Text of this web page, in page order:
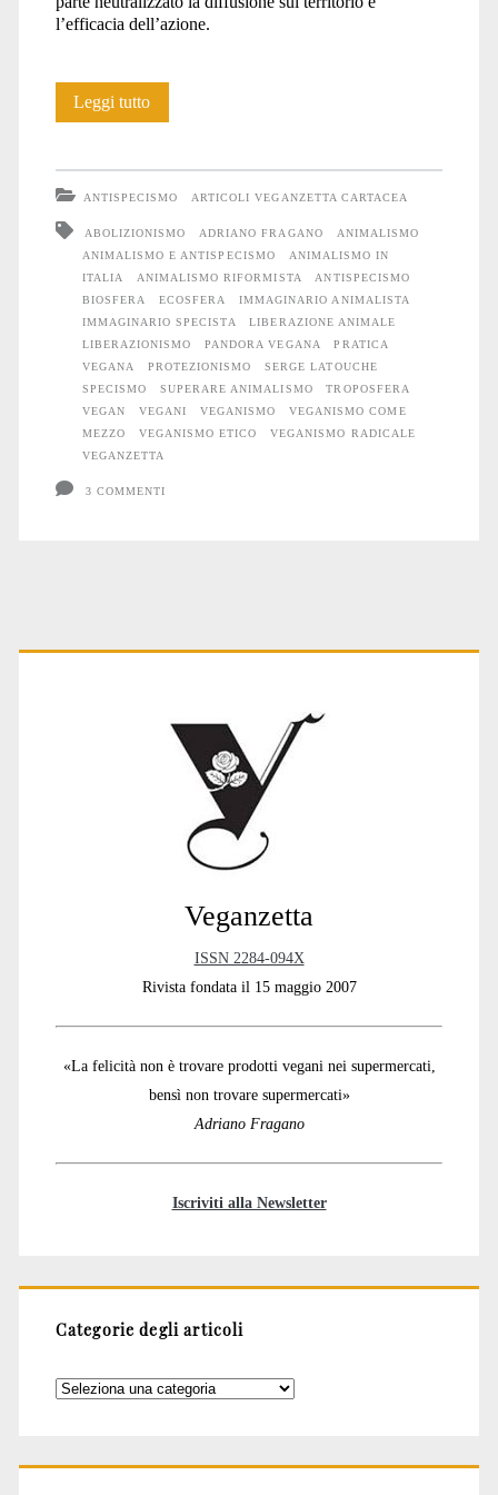
l’efficacia dell’azione.
Leggi tutto…
ANTISPECISMO ARTICOLI VEGANZETTA CARTACEA
ABOLIZIONISMO ADRIANO FRAGANO
ANIMALISMO
ANIMALISMO E ANTISPECISMO
ANIMALISMO IN
ITALIA
ANIMALISMO RIFORMISTA
ANTISPECISMO
BIOSFERA
ECOSFERA
IMMAGINARIO ANIMALISTA
IMMAGINARIO SPECISTA
LIBERAZIONE ANIMALE
LIBERAZIONISMO
PANDORA VEGANA
PRATICA
VEGANA
PROTEZIONISMO
SERGE LATOUCHE
SPECISMO
SUPERARE ANIMALISMO
TROPOSFERA
VEGAN
VEGANI VEGANISMO
VEGANISMO COME
MEZZO
VEGANISMO ETICO
VEGANISMO RADICALE
VEGANZETTA
3 COMMENTI
Primary
Veganzetta
ISSN 2284-094X
Rivista fondata il 15 maggio 2007
«La felicità non è trovare prodotti vegani nei supermercati,
bensì non trovare supermercati»
Adriano Fragano
Iscriviti alla Newsletter
Categorie degli articoli
Categorie